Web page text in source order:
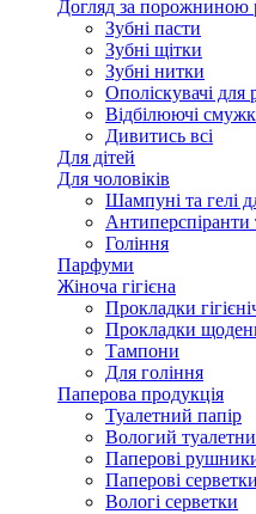
Догляд за порожниною
Зубні пасти
Зубні щітки
Зубні нитки
Ополіскувачі
Відбілюючі
Дивитись всі
Для дітей
Для чоловіків
Шампуні та гелі
Антиперспіранти
Гоління
Парфуми
Жіноча гігієна
Прокладки
Прокладки
Тампони
Для гоління
Паперова продукція
Туалетний папір
Вологий
Паперові
Паперові серветки
Вологі серветки